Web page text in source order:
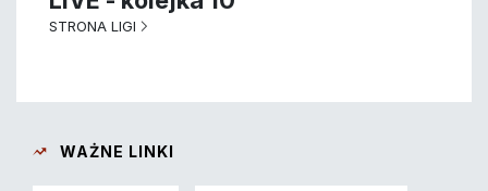
STRONA LIGI
WAŻNE LINKI